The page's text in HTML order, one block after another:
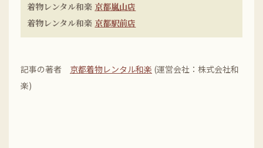
着物レンタル和楽 京都嵐山店
着物レンタル和楽 京都駅前店
記事の著者 京都着物レンタル和楽 (運営会社：株式会社和
楽)